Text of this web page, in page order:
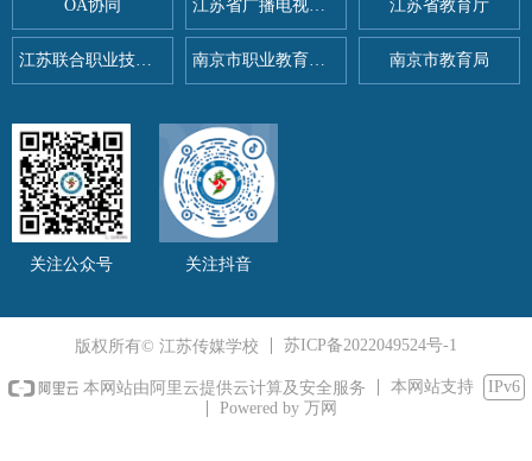
关注公众号 关注抖音
OA协同 江苏省广播电视总台
江苏联合职业技术学院 南京市职业教育与社会教育
江苏省教育厅
南京市教育局
版权所有© 江苏传媒学校 苏ICP备2022049524号-1
本网站由阿里云提供云计算及安全服务 本网站支持
IPv6
Powered by 万网